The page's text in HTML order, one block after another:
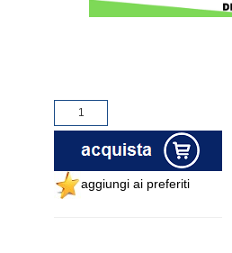
aggiungi ai preferiti